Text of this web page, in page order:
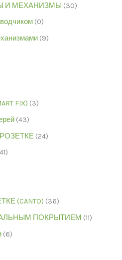
И МЕХАНИЗМЫ (30)
(0)
(9)
FIX) (3)
(43)
(24)
(CANTO) (36)
ПОКРЫТИЕМ (11)
(6)